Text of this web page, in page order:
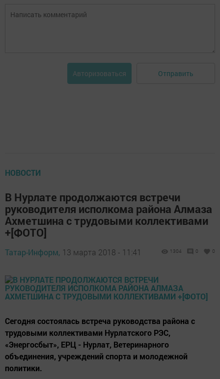
Авторизоваться Отправить
НОВОСТИ
В Нурлате продолжаются встречи
руководителя исполкома района Алмаза
Ахметшина с трудовыми коллективами
+[ФОТО]
Татар-Информ, 13 марта 2018 - 11:41 1304 0 0
Сегодня состоялась встреча руководства района с
трудовыми коллективами Нурлатского РЭС,
«Энергосбыт», ЕРЦ - Нурлат, Ветеринарного
объединения, учреждений спорта и молодежной
политики.